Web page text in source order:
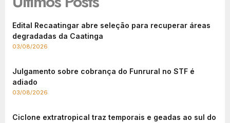
Edital Recaatingar abre seleção para recuperar áreas
degradadas da Caatinga
03/08/2026
Julgamento sobre cobrança do Funrural no STF é
adiado
03/08/2026
Ciclone extratropical traz temporais e geadas ao sul do